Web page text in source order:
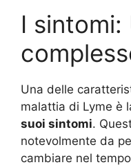
I sintomi:
Una delle
malattia di Lyme è
suoi sintomi.
notevolmente da
cambiare nel